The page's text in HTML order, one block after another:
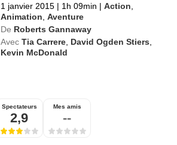
1 janvier 2015 | 1h 09min | Action
Animation ,Aventure
De Roberts Gannaway
Avec Tia Carrere David Ogden Stiers
Kevin McDonald
Spectateurs
2,9
Mes amis
--